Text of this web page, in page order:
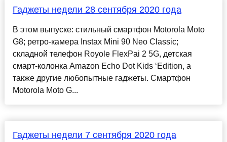
Гаджеты недели 28 сентября 2020 года
В этом выпуске: стильный смартфон Motorola Moto
G8; ретро-камера Instax Mini 90 Neo Classic;
складной телефон Royole FlexPai 2 5G, детская
смарт-колонка Amazon Echo Dot Kids ‘Edition, а
также другие любопытные гаджеты. Смартфон
Motorola Moto G...
Гаджеты недели 7 сентября 2020 года